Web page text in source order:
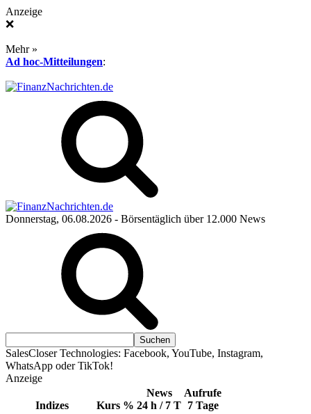
Anzeige
❌
Mehr »
Ad hoc-Mitteilungen:
Donnerstag, 06.08.2026 - Börsentäglich über 12.000 News
SalesCloser Technologies: Facebook, YouTube, Instagram,
WhatsApp oder TikTok!
Anzeige
Indizes Kurs %
News
24 h / 7 T
Aufrufe
7 Tage